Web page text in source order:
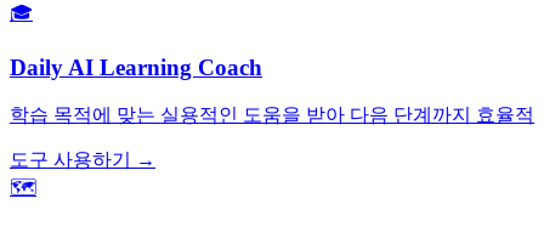
🎓
Daily AI Learning Coach
학습 목적에 맞는 실용적인 도움을 받아 다음 단계까지 효율적
도구 사용하기 →
🗺️